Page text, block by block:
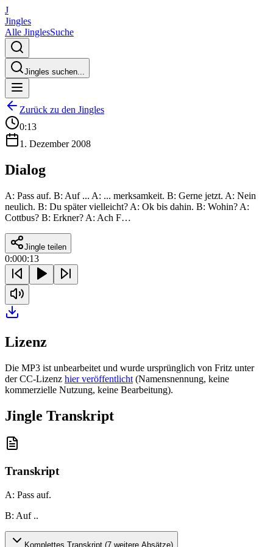
J
Jingles
Alle JinglesSuche
Jingles suchen...
Zurück zu den Jingles
0:13
1. Dezember 2008
Dialog
A: Pass auf. B: Auf ... A: ... merksamkeit. B: Gerne jetzt. A: Nein
neulich. B: Du später vielleicht? A: Ok bis dahin. B: Wohin? A:
Cottbus? B: Erkner? A: Ach F…
Jingle teilen
0:000:13
Lizenz
Die MP3 ist unbearbeitet und wurde ursprünglich von Fritz unter
der CC-Lizenz hier veröffentlicht (Namensnennung, keine
kommerzielle Nutzung, keine Bearbeitung).
Jingle Transkript
Transkript
A: Pass auf.
B: Auf ..
Komplettes Transkript (7 weitere Absätze)